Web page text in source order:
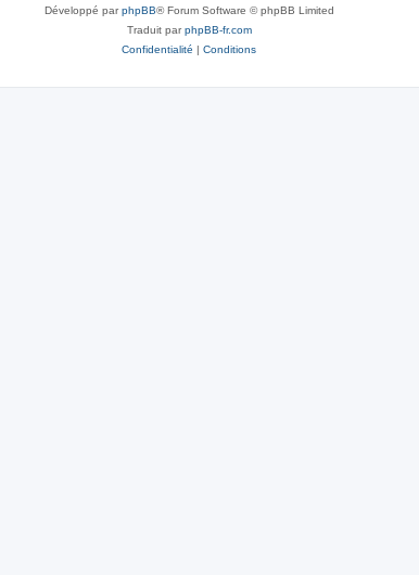
Développé parphpBB® Forum Software © phpBB Limited
Traduit parphpBB-fr.com
Confidentialité | Conditions